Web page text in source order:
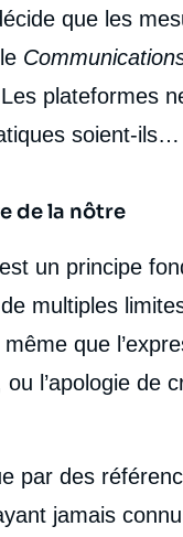
que les
plateformes
soient-ils…
de la nôtre
un principe
multiples
que
l’apologie de
par des
jamais